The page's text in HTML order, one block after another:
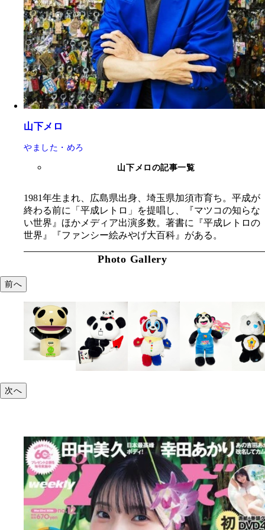
山下メロ
やました・めろ
山下メロの記事一覧
1981年生まれ、広島県出身、埼玉県加須市育ち。平成が
終わる前に「平成レトロ」を提唱し、『マツコの知らな
い世界』ほかメディア出演多数。著書に『平成レトロの
世界』『ファンシー絵みやげ大百科』がある。
Photo Gallery
前へ
次へ